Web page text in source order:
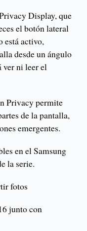
Display, que
el botón lateral
está activo,
desde un ángulo
ver ni leer el
Privacy permite
de la pantalla,
emergentes.
en el Samsung
la serie.
fotos
junto con